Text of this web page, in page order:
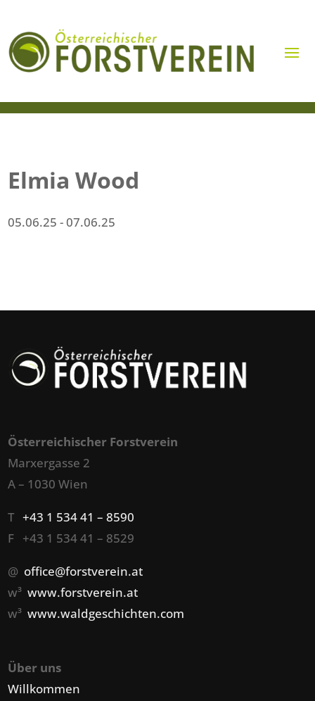
Elmia Wood
05.06.25 - 07.06.25
Österreichischer Forstverein
Marxergasse 2
A – 1030 Wien
T+43 1 534 41 – 8590
F +43 1 534 41 – 8529
@ office@forstverein.at
w³www.forstverein.at
w³www.waldgeschichten.com
Über uns
Willkommen